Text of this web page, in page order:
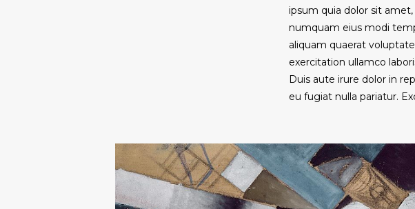
ipsum quia dolor sit
numquam eius modi
aliquam quaerat
exercitation ullamco
Duis aute irure dolor in
eu fugiat nulla pariatur.